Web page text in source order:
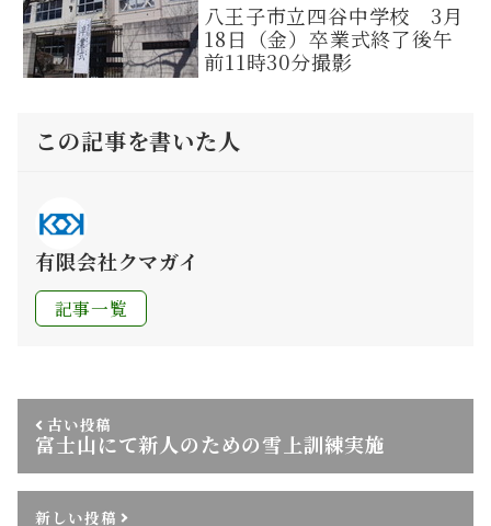
八王子市立四谷中学校 3月
18日（金）卒業式終了後午
前11時30分撮影
この記事を書いた人
有限会社クマガイ
記事一覧
古い投稿
富士山にて新人のための雪上訓練実施
新しい投稿